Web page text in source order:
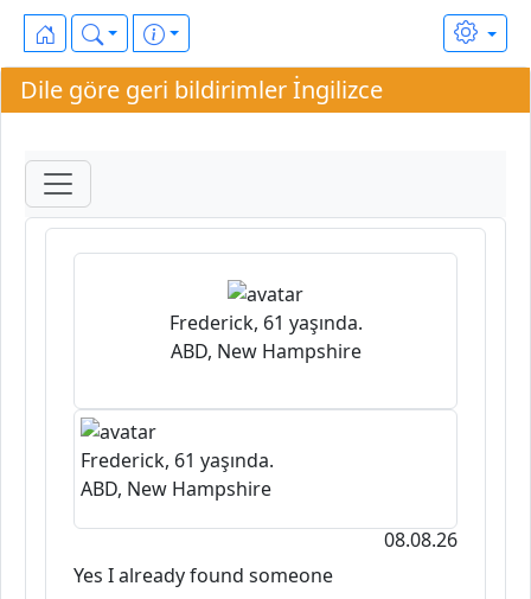
Dile göre geri bildirimler İngilizce
Frederick, 61 yaşında.
ABD, New Hampshire
Frederick, 61 yaşında.
ABD, New Hampshire
08.08.26
Yes I already found someone